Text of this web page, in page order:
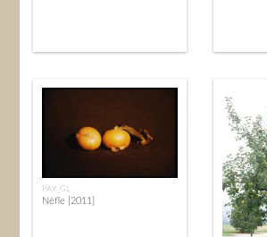
PAY_GL
Nèfle [2011]